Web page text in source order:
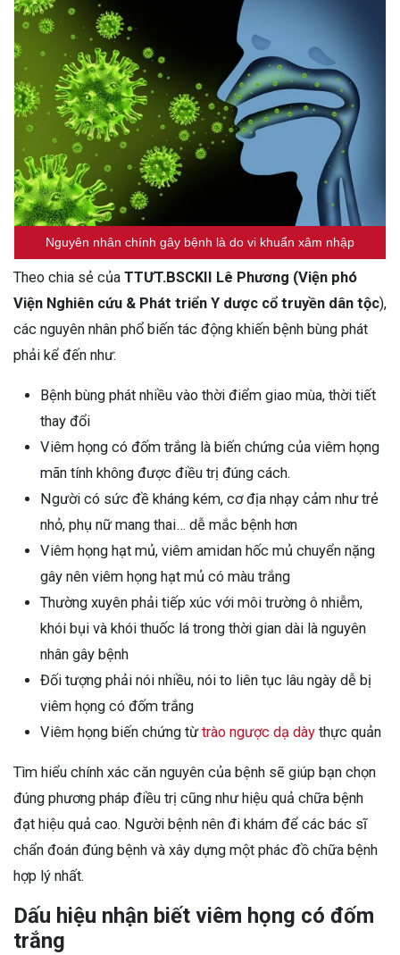
Nguyên nhân chính gây bệnh là do vi khuẩn xâm nhập
Theo chia sẻ của TTƯT.BSCKII Lê Phương (Viện phó
Viện Nghiên cứu & Phát triển Y dược cổ truyền dân tộc),
các nguyên nhân phổ biến tác động khiến bệnh bùng phát
phải kể đến như:
Bệnh bùng phát nhiều vào thời điểm giao mùa, thời tiết
thay đổi
Viêm họng có đốm trắng là biến chứng của viêm họng
mãn tính không được điều trị đúng cách.
Người có sức đề kháng kém, cơ địa nhạy cảm như trẻ
nhỏ, phụ nữ mang thai… dễ mắc bệnh hơn
Viêm họng hạt mủ, viêm amidan hốc mủ chuyển nặng
gây nên viêm họng hạt mủ có màu trắng
Thường xuyên phải tiếp xúc với môi trường ô nhiễm,
khói bụi và khói thuốc lá trong thời gian dài là nguyên
nhân gây bệnh
Đối tượng phải nói nhiều, nói to liên tục lâu ngày dễ bị
viêm họng có đốm trắng
Viêm họng biến chứng từtrào ngược dạ dày thực quản
Tìm hiểu chính xác căn nguyên của bệnh sẽ giúp bạn chọn
đúng phương pháp điều trị cũng như hiệu quả chữa bệnh
đạt hiệu quả cao. Người bệnh nên đi khám để các bác sĩ
chẩn đoán đúng bệnh và xây dựng một phác đồ chữa bệnh
hợp lý nhất.
Dấu hiệu nhận biết viêm họng có đốm
trắng